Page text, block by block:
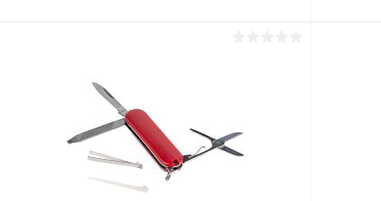
Купить в 1 клик
В избранное Под заказ